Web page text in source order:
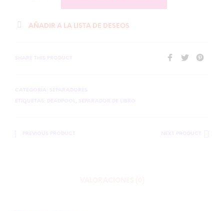
AÑADIR A LA LISTA DE DESEOS